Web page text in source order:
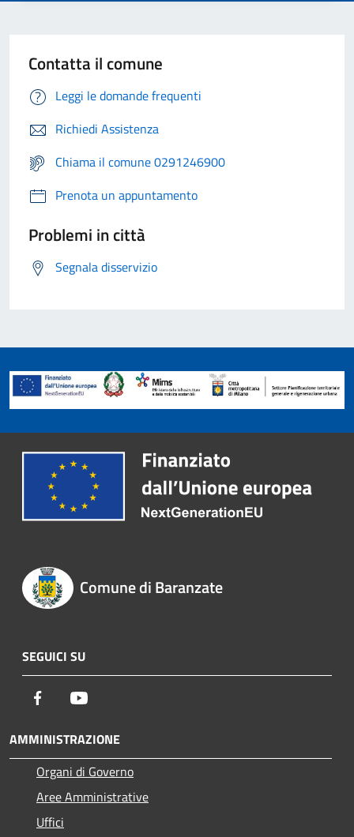
Contatta il comune
Leggi le domande frequenti
Richiedi Assistenza
Chiama il comune 0291246900
Prenota un appuntamento
Problemi in città
Segnala disservizio
Comune di Baranzate
SEGUICI SU
Facebook
AMMINISTRAZIONE
Organi di Governo
Aree Amministrative
Uffici